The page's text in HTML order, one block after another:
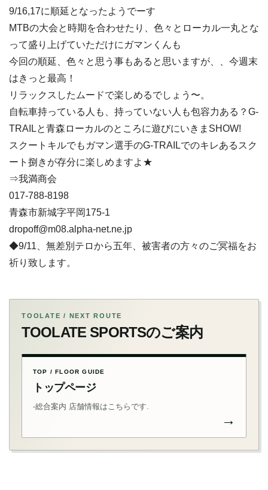
9/16,17に順延となったようでーす
MTBの大会と時期を合わせたり、色々とローカル一丸とな
って盛り上げていただけにガマンくんも
今回の順延、色々と思う事もあると思いますが、、今週末
はきっと最高！
リラックスしたムードで楽しめるでしょう〜。
自転車持っている人も、持っていない人も包容力ある？G-
TRAILと青森ローカルのところに遊びにいきまSHOW!
スクートキルでもガマン選手のG-TRAILでのキレあるスク
ート捌きが存分に楽しめますよ★
⇒我満商会
017-788-8198
青森市新城字平岡175-1
dropoff@m08.alpha-net.ne.jp
◆9/11、無差別テロから五年、被害者の方々のご冥福をお
祈り致します。
TOOLATE / NEXT ROUTE
TOOLATE SPORTSのご案内
TOP / FLOOR GUIDE
トップページ
-総合案内 店舗情報はこちらです.
→